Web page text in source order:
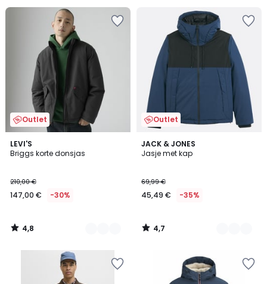
Outlet
LEVI'S
Briggs korte donsjas
210,00 €
147,00 € -30%
4,8
/ 5
2
Kleuren
4,8
/
Outlet
JACK & JONES
Jasje met kap
69,99 €
45,49 € -35%
4,7
/ 5
2
Kleuren
4,7
/